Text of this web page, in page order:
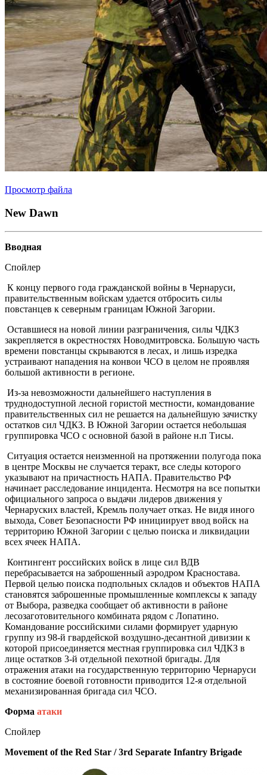
Просмотр файла
New Dawn
Вводная
Спойлер
К концу первого года гражданской войны в Чернаруси,
правительственным войскам удается отбросить силы
повстанцев к северным границам Южной Загории.
Оставшиеся на новой линии разграничения, силы ЧДКЗ
закрепляется в окрестностях Новодмитровска. Большую часть
времени повстанцы скрываются в лесах, и лишь изредка
устраивают нападения на конвои ЧСО в целом не проявляя
большой активности в регионе.
Из-за невозможности дальнейшего наступления в
труднодоступной лесной гористой местности, командование
правительственных сил не решается на дальнейшую зачистку
остатков сил ЧДКЗ. В Южной Загории остается небольшая
группировка ЧСО с основной базой в районе н.п Тисы.
Ситуация остается неизменной на протяжении полугода пока
в центре Москвы не случается теракт, все следы которого
указывают на причастность НАПА. Правительство РФ
начинает расследование инцидента. Несмотря на все попытки
официального запроса о выдачи лидеров движения у
Чернаруских властей, Кремль получает отказ. Не видя иного
выхода, Совет Безопасности РФ инициирует ввод войск на
территорию Южной Загории с целью поиска и ликвидации
всех ячеек НАПА.
Контингент российских войск в лице сил ВДВ
перебрасывается на заброшенный аэродром Красностава.
Первой целью поиска подпольных складов и объектов НАПА
становятся заброшенные промышленные комплексы к западу
от Выбора, разведка сообщает об активности в районе
лесозаготовительного комбината рядом с Лопатино.
Командование российскими силами формирует ударную
группу из 98-й гвардейской воздушно-десантной дивизии к
которой присоединяется местная группировка сил ЧДКЗ в
лице остатков 3-й отдельной пехотной бригады. Для
отражения атаки на государственную территорию Чернаруси
в состояние боевой готовности приводится 12-я отдельной
механизированная бригада сил ЧСО.
Форма атаки
Спойлер
Movement of the Red Star / 3rd Separate Infantry Brigade